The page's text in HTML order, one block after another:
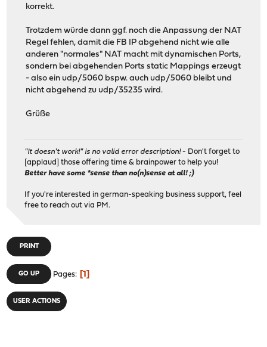
korrekt.
Trotzdem würde dann ggf. noch die Anpassung der NAT
Regel fehlen, damit die FB IP abgehend nicht wie alle
anderen "normales" NAT macht mit dynamischen Ports,
sondern bei abgehenden Ports static Mappings erzeugt
- also ein udp/5060 bspw. auch udp/5060 bleibt und
nicht abgehend zu udp/35235 wird.
Grüße
"It doesn't work!" is no valid error description!- Don't forget to
[applaud] those offering time & brainpower to help you!
Better have some *sense than no(n)sense at all! ;)
If you're interested in german-speaking business support, feel
free to reach out via PM.
PRINT
GO UP Pages 1
USER ACTIONS